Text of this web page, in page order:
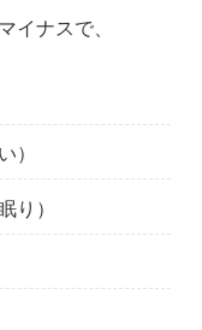
イナスで、
）
り）